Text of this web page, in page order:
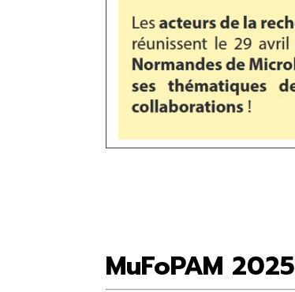
MuFoPAM 2025